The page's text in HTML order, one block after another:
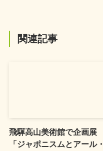
関連記事
飛驒高山美術館で企画展
「ジャポニスムとアール・